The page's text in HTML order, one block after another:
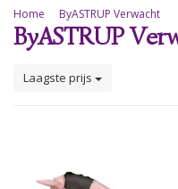
Home ByASTRUP Verwacht
ByASTRUP
Laagste prijs